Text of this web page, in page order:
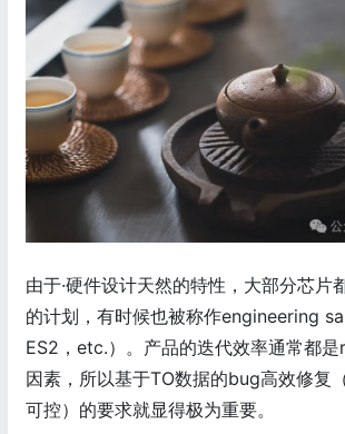
由于·硬件设计天然的特性，大部分芯片
的计划，有时候也被称作engineering
ES2，etc.）。产品的迭代效率通常都
因素，所以基于TO数据的bug高效修复
可控）的要求就显得极为重要。